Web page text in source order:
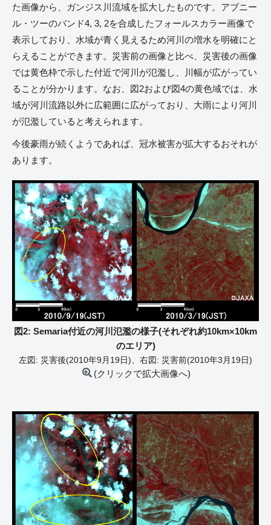
た画像から、ガンジス川流域を拡大したものです。アブニー
ル・ツーのバンド4, 3, 2を合成したフォールスカラー画像で
表示しており、水域が青く見えるため河川の増水を明確にと
らえることができます。災害前の画像と比べ、災害後の画像
では黄色枠で示した付近で河川が氾濫し、川幅が広がってい
ることが分かります。なお、図2および図4の黄色域では、水
域が河川流路以外に広範囲に広がっており、大雨により河川
が氾濫していると考えられます。
今後豪雨が続くようであれば、冠水被害が拡大するおそれが
あります。
図2: Semaria付近の河川氾濫の様子(それぞれ約10km×10km
のエリア)
左図: 災害後(2010年9月19日)、右図: 災害前(2010年3月19日)
(クリックで拡大画像へ)